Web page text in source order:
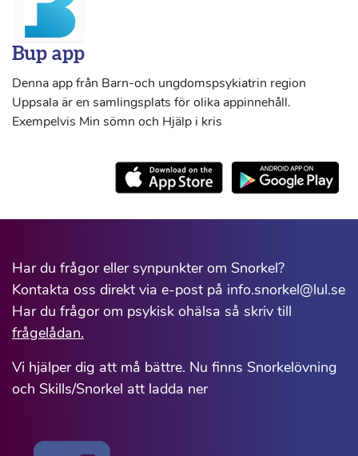
Bup app
Denna app från Barn-och ungdomspsykiatrin region
Uppsala är en samlingsplats för olika appinnehåll.
Exempelvis Min sömn och Hjälp i kris
Har du frågor eller synpunkter om Snorkel?
Kontakta oss direkt via e-post på info.snorkel@lul.se
Har du frågor om psykisk ohälsa så skriv till
frågelådan.
Vi hjälper dig att må bättre. Nu finns Snorkelövning
och Skills/Snorkel att ladda ner